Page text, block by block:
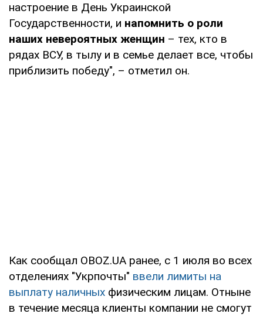
настроение в День Украинской
Государственности, и напомнить о роли
наших невероятных женщин – тех, кто в
рядах ВСУ, в тылу и в семье делает все, чтобы
приблизить победу", – отметил он.
Как сообщал OBOZ.UA ранее, с 1 июля во всех
отделениях "Укрпочты" ввели лимиты на
выплату наличных физическим лицам. Отныне
в течение месяца клиенты компании не смогут